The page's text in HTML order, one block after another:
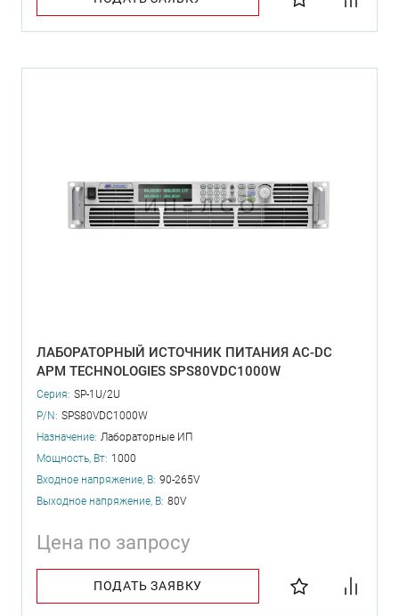
ЛАБОРАТОРНЫЙ ИСТОЧНИК ПИТАНИЯ AC-DC
APM TECHNOLOGIES SPS80VDC1000W
Серия: SP-1U/2U
P/N: SPS80VDC1000W
Назначение: Лабораторные ИП
Мощность, Вт: 1000
Входное напряжение, В: 90-265V
Выходное напряжение, В: 80V
Цена по запросу
ПОДАТЬ ЗАЯВКУ